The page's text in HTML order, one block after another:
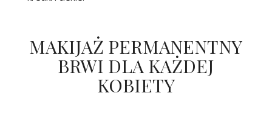
MAKIJAŻ PERMANENTNY
BRWI DLA KAŻDEJ
KOBIETY